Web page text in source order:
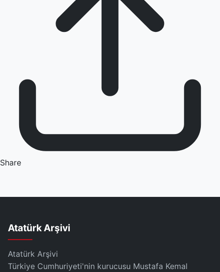
Share
Atatürk Arşivi
Atatürk Arşivi
Türkiye Cumhuriyeti'nin kurucusu Mustafa Kemal